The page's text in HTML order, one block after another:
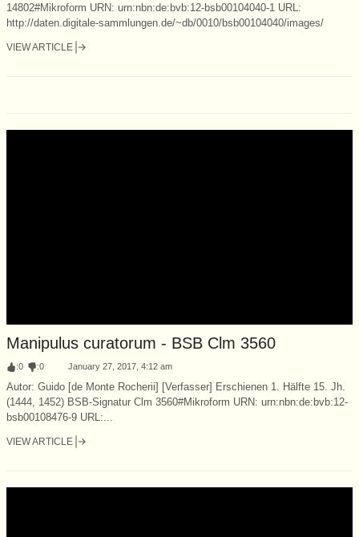
14802#Mikroform URN: urn:nbn:de:bvb:12-bsb00104040-1 URL:
http://daten.digitale-sammlungen.de/~db/0010/bsb00104040/images/
VIEW ARTICLE
Manipulus curatorum - BSB Clm 3560
:0 :0 January 27, 2017, 4:12 am
Autor: Guido [de Monte Rocherii] [Verfasser] Erschienen 1. Hälfte 15. Jh.
(1444, 1452) BSB-Signatur Clm 3560#Mikroform URN: urn:nbn:de:bvb:12-
bsb00108476-9 URL:...
VIEW ARTICLE